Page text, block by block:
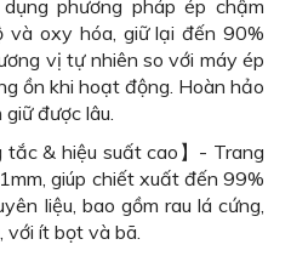
phương pháp ép chậm
và oxy hóa, giữ lại đến 90%
vị tự nhiên so với máy ép
ồn khi hoạt động. Hoàn hảo
được lâu.
tắc & hiệu suất cao】- Trang
giúp chiết xuất đến 99%
liệu, bao gồm rau lá cứng,
với ít bọt và bã.